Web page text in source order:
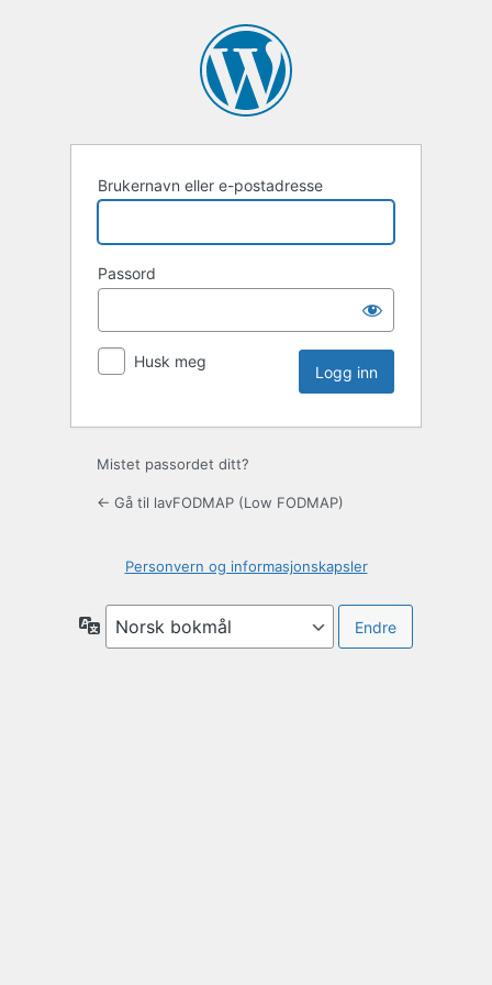
Brukernavn eller e-postadresse
Passord
Husk meg
Mistet passordet ditt?
← Gå til lavFODMAP (Low FODMAP)
Personvern og informasjonskapsler
Språk